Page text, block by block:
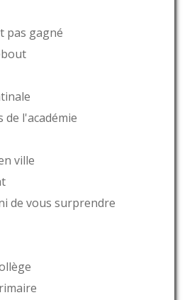
pas gagné
de l'académie
ville
de vous surprendre